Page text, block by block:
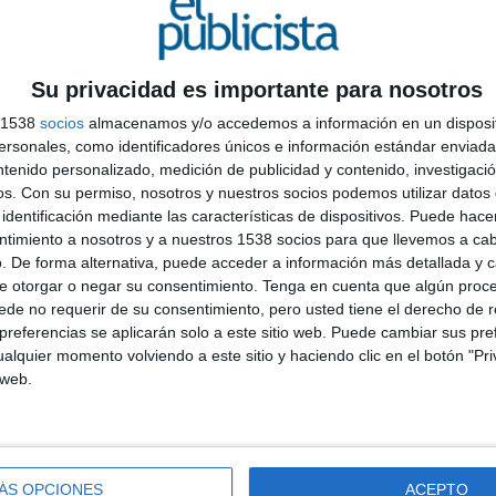
Su privacidad es importante para nosotros
socios almacenamos y/o accedemos a información en un
como identificadores únicos e información estándar
personalizado, medición de publicidad y contenido,
Con su permiso, nosotros y nuestros socios podemos utilizar datos
mediante las características de dispositivos. Puede
a nosotros y a nuestros 1538 socios para que llevemos a
De forma alternativa, puede acceder a información más detallada y
otorgar o negar su consentimiento. Tenga en cuenta que algún
no requerir de su consentimiento, pero usted tiene el derecho de
se aplicarán solo a este sitio web. Puede cambiar sus
momento volviendo a este sitio y haciendo clic en el botón
OPCIONES ACEPTO
de “el viaje comienza aquí” donde el valor
y ambicioso del explorador, se convierte
estable, madura y natural ligada a la
señala: “Este nuevo mensaje de marca se basa
entre la maestría de la experiencia con
establecido. Por tanto, con este nuevo
el equilibrio perfecto entre nuestros dos pilares
Bilbao creamos experiencias extraordinarias a
e innovación han sido indispensables”.
Bilbao también ha elaborado una pequeña
esenciales, pero aporta sobriedad y
y de una gama de vinos en su catálogo que
deRamón Bilbao, presentado el pasado mes de